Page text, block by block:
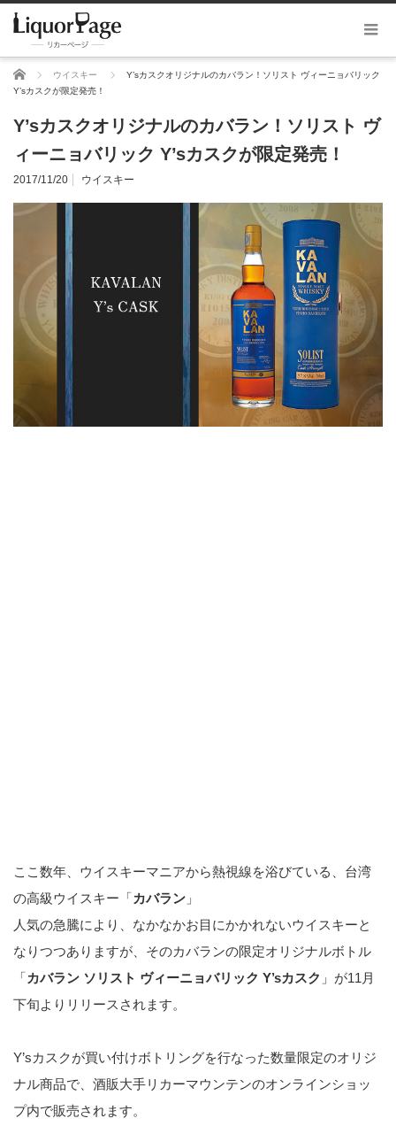
ホーム ウイスキー
Y’sカスクオリジナルのカバラン！ソリスト ヴィーニョバリック
Y’sカスクが限定発売！
Y’sカスクオリジナルのカバラン！ソリスト ヴ
ィーニョバリック Y’sカスクが限定発売！
2017/11/20 ウイスキー
ここ数年、ウイスキーマニアから熱視線を浴びている、台湾
の高級ウイスキー「カバラン 」
人気の急騰により、なかなかお目にかかれないウイスキーと
なりつつありますが、そのカバランの限定オリジナルボトル
「カバラン ソリスト ヴィーニョバリック Y’sカスク 」が11月
下旬よりリリースされます。
Y’sカスクが買い付けボトリングを行なった数量限定のオリジ
ナル商品で、酒販大手リカーマウンテンのオンラインショッ
プ内で販売されます。